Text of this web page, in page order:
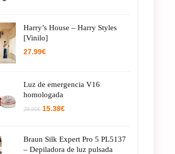
Harry’s House – Harry Styles
[Vinilo]
27.99€
Luz de emergencia V16
homologada
29.95€ El
29.95€.
15.38€El
15.38€.
Braun Silk Expert Pro 5 PL5137
– Depiladora de luz pulsada